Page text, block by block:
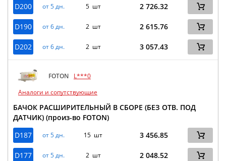
D200 от 5 дн. 5 шт 2 726.32
D190 от 6 дн. 2 шт 2 615.76
D202 от 6 дн. 2 шт 3 057.43
FOTON
L***0
Аналоги и сопутствующие
БАЧОК РАСШИРИТЕЛЬНЫЙ В СБОРЕ (БЕЗ ОТВ. ПОД
ДАТЧИК) (произ-во FOTON)
D187
от 5 дн. 15 шт 3 456.85
D177 от 5 дн. 2 шт 2 048.52